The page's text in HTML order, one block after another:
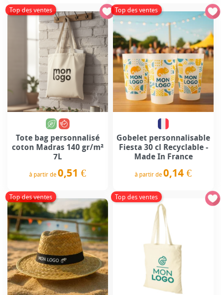
Top des ventes
Tote bag personnalisé
coton Madras 140 gr/m²
7L
à partir de 0,51 €
Top des ventes
Gobelet personnalisable
Fiesta 30 cl Recyclable -
Made In France
à partir de 0,14 €
Top des ventes Top des ventes